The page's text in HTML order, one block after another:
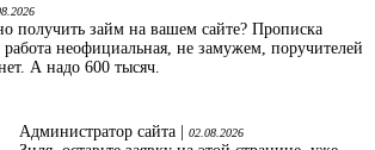
получить займ на вашем сайте? Прописка
неофициальная, не замужем, поручителей
А надо 600 тысяч.
Администратор сайта |
02.08.2026